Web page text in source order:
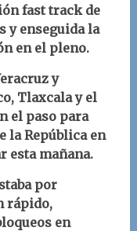
fast track de
y enseguida la
en el pleno.
y
Tlaxcala y el
el paso para
la República en
esta mañana.
por
rápido,
en